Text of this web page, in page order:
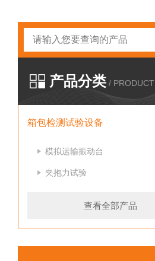
产品分类 / PRODUCT
箱包检测试验设备
模拟运输振动台
夹抱力试验
查看全部产品